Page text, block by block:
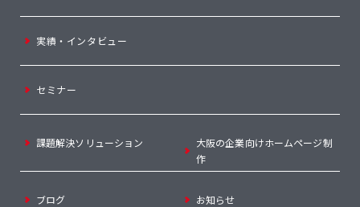
実績・インタビュー
セミナー
課題解決ソリューション
大阪の企業向けホームページ制
作
ブログ お知らせ